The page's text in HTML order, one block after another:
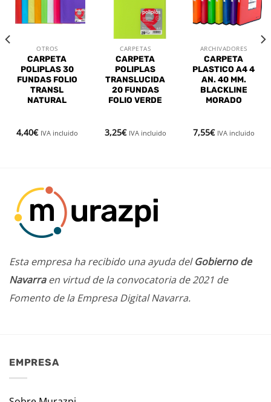
lista de
deseos
OTROS
CARPETA
POLIPLAS 30
FUNDAS FOLIO
TRANSL
NATURAL
4,40€ IVA incluido
lista de
deseos
CARPETAS
CARPETA
POLIPLAS
TRANSLUCIDA
20 FUNDAS
FOLIO VERDE
3,25€ IVA incluido
lista de
deseos
ARCHIVADORES
CARPETA
PLASTICO A4 4
AN. 40 MM.
BLACKLINE
MORADO
7,55€ IVA incluido
Esta empresa ha recibido una ayuda delGobierno de
Navarraen virtud de la convocatoria de 2021 de
Fomento de la Empresa Digital Navarra.
EMPRESA